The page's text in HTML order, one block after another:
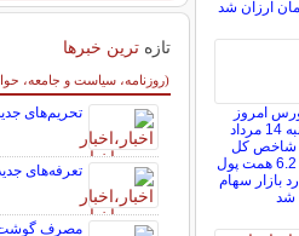
تازه ترین خبرها
(روزنامه، سیاست و جامعه،
سایر خبرهای داغ
تحریم‌های
تعرفه‌های
مصرف گوشت قرمز ۵۰
امروز
چهارشنبه 14 مرداد
/ شاخص کل
سقف زد؛ 6.2 همت پول
بازار سهام
شد